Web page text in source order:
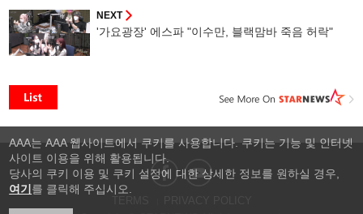
NEXT
'가요광장' 에스파 "이수만, 블랙맘바 죽음 허락"
AAA는 AAA 웹사이트에서 쿠키를 사용합니다. 쿠키는 기능 및 인터넷
사이트 이용을 위해 활용됩니다.
당사의 쿠키 이용 및 쿠키 설정에 대한 상세한 정보를 원하실 경우,
여기 를 클릭해 주십시오.